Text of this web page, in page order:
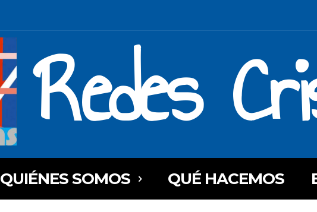
Redes
QUIÉNES SOMOS QUÉ HACEMOS